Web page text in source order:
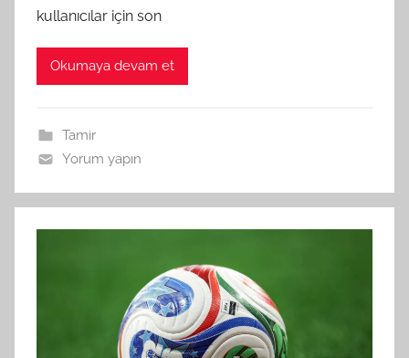
kullanıcılar için son
Okumaya devam et
Tamir
Yorum yapın